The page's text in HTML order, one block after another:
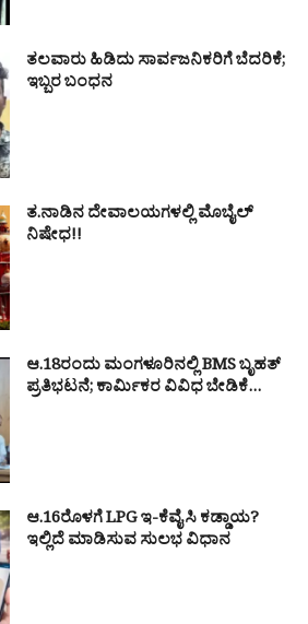
ತಲವಾರು ಹಿಡಿದು ಸಾರ್ವಜನಿಕರಿಗೆ ಬೆದರಿಕೆ;
ಇಬ್ಬರ ಬಂಧನ
ತ.ನಾಡಿನ ದೇವಾಲಯಗಳಲ್ಲಿ ಮೊಬೈಲ್
ನಿಷೇಧ!!
ಆ.18ರಂದು ಮಂಗಳೂರಿನಲ್ಲಿ BMS ಬೃಹತ್
ಪ್ರತಿಭಟನೆ; ಕಾರ್ಮಿಕರ ವಿವಿಧ ಬೇಡಿಕೆ…
ಆ.16ರೊಳಗೆ LPG ಇ-ಕೆವೈಸಿ ಕಡ್ಡಾಯ?
ಇಲ್ಲಿದೆ ಮಾಡಿಸುವ ಸುಲಭ ವಿಧಾನ